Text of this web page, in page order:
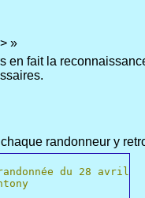
»
fait la
randonneur y
du 28 avril